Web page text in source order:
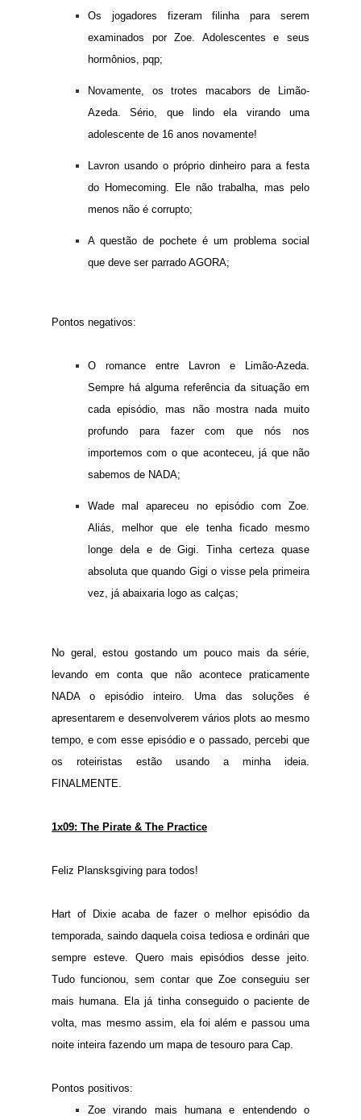
Os jogadores fizeram filinha para serem
examinados por Zoe. Adolescentes e seus
hormônios, pqp;
Novamente, os trotes macabors de Limão-
Azeda. Sério, que lindo ela virando uma
adolescente de 16 anos novamente!
Lavron usando o próprio dinheiro para a festa
do Homecoming. Ele não trabalha, mas pelo
menos não é corrupto;
A questão de pochete é um problema social
que deve ser parrado AGORA;
Pontos negativos:
O romance entre Lavron e Limão-Azeda.
Sempre há alguma referência da situação em
cada episódio, mas não mostra nada muito
profundo para fazer com que nós nos
importemos com o que aconteceu, já que não
sabemos de NADA;
Wade mal apareceu no episódio com Zoe.
Aliás, melhor que ele tenha ficado mesmo
longe dela e de Gigi. Tinha certeza quase
absoluta que quando Gigi o visse pela primeira
vez, já abaixaria logo as calças;
No geral, estou gostando um pouco mais da série,
levando em conta que não acontece praticamente
NADA o episódio inteiro. Uma das soluções é
apresentarem e desenvolverem vários plots ao mesmo
tempo, e com esse episódio e o passado, percebi que
os roteiristas estão usando a minha ideia.
FINALMENTE.
1x09: The Pirate & The Practice
Feliz Plansksgiving para todos!
Hart of Dixie acaba de fazer o melhor episódio da
temporada, saindo daquela coisa tediosa e ordinári que
sempre esteve. Quero mais episódios desse jeito.
Tudo funcionou, sem contar que Zoe conseguiu ser
mais humana. Ela já tinha conseguido o paciente de
volta, mas mesmo assim, ela foi além e passou uma
noite inteira fazendo um mapa de tesouro para Cap.
Pontos positivos:
Zoe virando mais humana e entendendo o